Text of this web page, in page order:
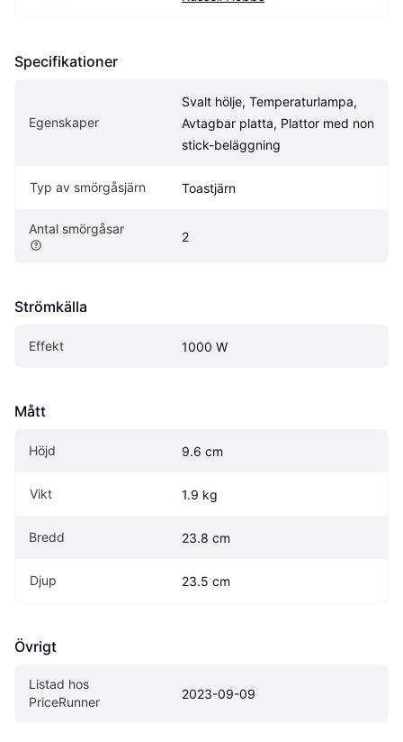
Specifikationer
Egenskaper
Svalt hölje, Temperaturlampa,
Avtagbar platta, Plattor med non
stick-beläggning
Typ av smörgåsjärn Toastjärn
Antal smörgåsar
2
Strömkälla
Effekt 1000 W
Mått
Höjd 9.6 cm
Vikt 1.9 kg
Bredd 23.8 cm
Djup 23.5 cm
Övrigt
Listad hos
PriceRunner
2023-09-09